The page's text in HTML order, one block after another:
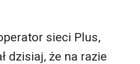
sieci Plus,
dzisiaj, że na razie